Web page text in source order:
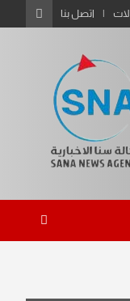
اتصل بنا